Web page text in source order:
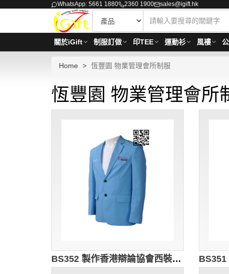
WhatsApp: 5661 1880 2360 1900 sales@igift.hk
關於iGift 制服訂做 印TEE 運動衫 風褸
Home 恆豐園 物業管理會所制服
恆豐園 物業管理會所
BS352 製作香港辯論協會西裝 訂購大碼西裝外套 來樣訂造西裝 西裝製衣廠 信用卡西裝 香港 平價 西裝